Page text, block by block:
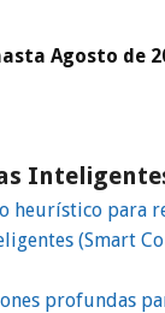
Agosto de
heurístico para
(Smart
profundas